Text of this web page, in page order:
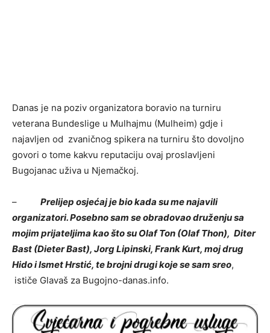
Danas je na poziv organizatora boravio na turniru
veterana Bundeslige u Mulhajmu (Mulheim) gdje i
najavljen od zvaničnog spikera na turniru što dovoljno
govori o tome kakvu reputaciju ovaj proslavljeni
Bugojanac uživa u Njemačkoj.
–
Prelijep osjećaj je bio kada su me najavili
organizatori. Posebno sam se obradovao druženju sa
mojim prijateljima kao što su Olaf Ton (Olaf Thon), Diter
Bast (Dieter Bast), Jorg Lipinski, Frank Kurt, moj drug
Hido i Ismet Hrstić, te brojni drugi koje se sam sreo,
ističe Glavaš za Bugojno-danas.info.